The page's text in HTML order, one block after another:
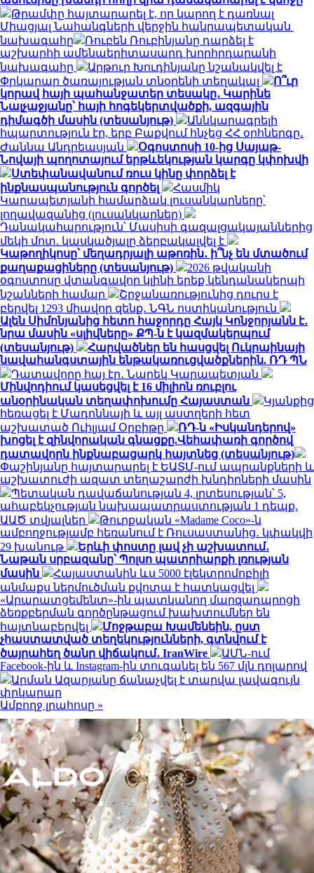
Թրամփը հայտարարել է, որ կարող է դառնալ
Միացյալ Նահանգների վերջին հանրապետական ​​
նախագահը
Ռուբեն Ռուբինյանը դարձել է
աշխարհի ամենաերիտասարդ խորհրդարանի
նախագահը
Արթուր Խուդինյանը նշանակվել է
Փրկարար ծառայության տնօրենի տեղակալ
Ո՞ւր
կորավ հայի պահանջատեր տեսակը․ Կարինե
Նալչաջյանը՝ հայի հոգեկերտվածքի, ազգային
դիմագծի մասին (տեսանյութ)
Աննկարագրելի
հպարտություն էր, երբ Բաքվում հնչեց ՀՀ օրհներգը․
Ժաննա Անդրեասյան
Օգոստոսի 10-ից Սայաթ-
Նովայի պողոտայում երթևեկության կարգը կփոխվի
Ստեփանավանում ռուս կինը փորձել է
ինքնասպանություն գործել
Հասմիկ
Կարապետյանի համարձակ լուսանկարները՝
լողավազանից (լուսանկարներ)
Դանակահարություն՝ Մասիսի գազալցակայաններից
մեկի մոտ. կասկածյալը ձերբակալվել է
Կաթողիկոսը՝ մեղադրյալի աթոռին․ ի՞նչ են մտածում
քաղաքացիները (տեսանյութ)
2026 թվականի
օգոստոսը վտանգավոր կլինի երեք կենդանակերպի
նշանների համար
Շրջանառությունից դուրս է
բերվել 1293 միավոր զենք․ ՆԳՆ ոստիկանություն
Ալեն Սիմոնյանից հետո հաջորդը Հայկ Կոնջորյանն է․
նրա մասին «սլիվները» ՔՊ-ն է կազմակերպում
(տեսանյութ)
Հարվածներ են հասցվել Ուկրաինայի
նավահանգստային ենթակառուցվածքներին. ՌԴ ՊՆ
Դատավորը հայ էր․ Նարեկ Կարապետյան
Մինվոդիում կասեցվել է 16 միլիոն ռուբլու
անօրինական տեղափոխումը Հայաստան
Կյանքից
հեռացել է Մադոննայի և այլ աստղերի հետ
աշխատած Ուիլյամ Օրբիթը
ՌԴ-ն «Իսկանդերով»
խոցել է զինվորական գնացքը.Վեհափառի գործով
դատավորն ինքնաբացարկ հայտնեց (տեսանյութ)
Փաշինյանը հայտարարել է ԵԱՏՄ-ում ապրանքների և
աշխատուժի ազատ տեղաշարժի խնդիրների մասին
Պետական դավաճանության 4, լրտեսության՝ 5,
ահաբեկչության նախապատրաստության 1 դեպք.
ԱԱԾ տվյալներ
Թուրքական «Madame Coco»-ն
ամբողջությամբ հեռանում է Ռուսաստանից․ կփակվի
29 խանութ
Երևի փոստը լավ չի աշխատում․
Նաթան սրբազանը՝ Պոլսո պատրիարքի լռության
մասին
Հայաստանին ևս 5000 էլեկտրոմոբիլի
անմաքս ներմուծման քվոտա է հատկացվել
«Արարատցեմենտ»-ին պատկանող մարզադպրոցի
ձեռքբերման գործընթացում խախտումներ են
հայտնաբերվել
Մոջթաբա Խամենեին, ըստ
չհաստատված տեղեկությունների, գտնվում է
ծայրահեղ ծանր վիճակում․ IranWire
ԱՄՆ-ում
Facebook-ին և Instagram-ին տուգանել են 567 մլն դոլարով
Արման Ազարյանը ճանաչվել է տարվա լավագույն
փրկարար
Ամբողջ լրահոսը »